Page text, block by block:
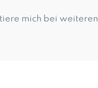
mich bei weiteren